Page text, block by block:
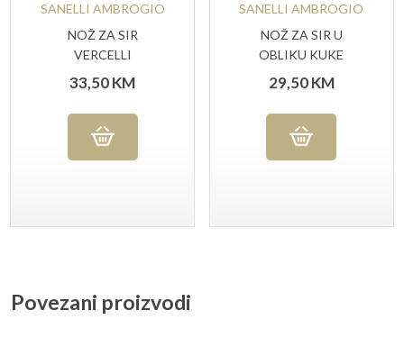
SANELLI AMBROGIO
NOŽ ZA SIR
VERCELLI
AMBROGIO SANELLI
33,50KM
SANELLI AMBROGIO
NOŽ ZA SIR U
OBLIKU KUKE
AMBROGIO SANELLI
29,50KM
Povezani proizvodi